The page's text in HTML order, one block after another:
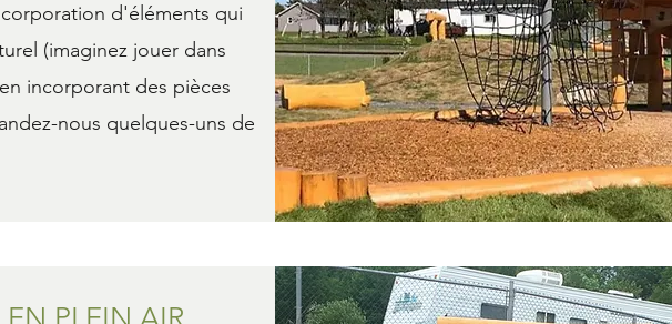
d'éléments qui
(imaginez jouer dans
incorporant des pièces
nous quelques-uns de